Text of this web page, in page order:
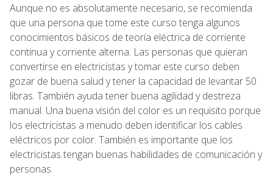
Aunque no es absolutamente necesario, se recomienda
que una persona que tome este curso tenga algunos
conocimientos básicos de teoría eléctrica de corriente
continua y corriente alterna. Las personas que quieran
convertirse en electricistas y tomar este curso deben
gozar de buena salud y tener la capacidad de levantar 50
libras. También ayuda tener buena agilidad y destreza
manual. Una buena visión del color es un requisito porque
los electricistas a menudo deben identificar los cables
eléctricos por color. También es importante que los
electricistas tengan buenas habilidades de comunicación y
personas.